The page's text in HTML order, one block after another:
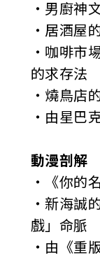
‧男廚神
‧居酒屋
‧咖啡市
的求存法
‧燒鳥店
‧由星巴
動漫剖解
‧《你的
‧新海誠
戲」命脈
‧由《重